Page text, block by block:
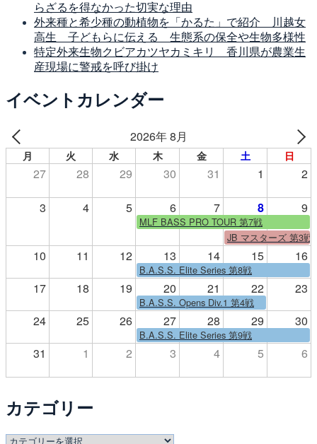
らざるを得なかった切実な理由
外来種と希少種の動植物を「かるた」で紹介 川越女
高生 子どもらに伝える 生態系の保全や生物多様性
特定外来生物クビアカツヤカミキリ 香川県が農業生
産現場に警戒を呼び掛け
イベントカレンダー
2026年 8月
月 火 水 木 金 土 日
27 28 29 30 31 1 2
3 4 5 6 7 8 9
MLF BASS PRO TOUR 第7戦
JB マスターズ 第3戦
10 11 12 13 14 15 16
B.A.S.S. Elite Series 第8戦
17 18 19 20 21 22 23
B.A.S.S. Opens Div.1 第4戦
24 25 26 27 28 29 30
B.A.S.S. Elite Series 第9戦
31 1 2 3 4 5 6
カテゴリー
カ